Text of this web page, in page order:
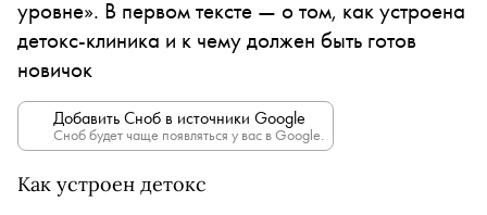
уровне». В первом тексте — о том, как устроена
детокс-клиника и к чему должен быть готов
новичок
Добавить Сноб в источники Google
Сноб будет чаще появляться у вас в Google.
Как устроен детокс